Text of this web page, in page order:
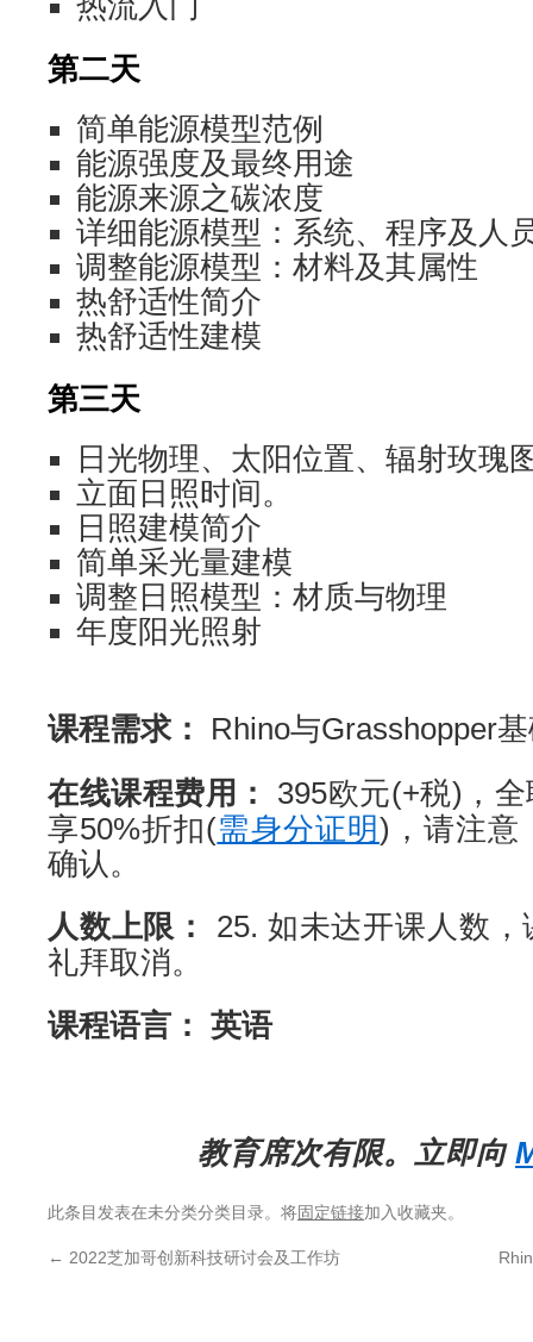
第二天
简单能源模型范例
能源强度及最终用途
能源来源之碳浓度
详细能源模型：系统、程序及人
调整能源模型：材料及其属性
热舒适性简介
热舒适性建模
第三天
日光物理、太阳位置、辐射玫瑰
立面日照时间。
日照建模简介
简单采光量建模
调整日照模型：材质与物理
年度阳光照射
课程需求： Rhino与Grasshopper
在线课程费用： 395欧元(+税)，
享50%折扣(需身分证明)，请注意
确认。
人数上限：
25. 如未达开课人数
礼拜取消。
课程语言： 英语
教育席次有限。立即向
此条目发表在未分类分类目录。将固定链接加入收藏夹。
← 2022芝加哥创新科技研讨会及工作坊